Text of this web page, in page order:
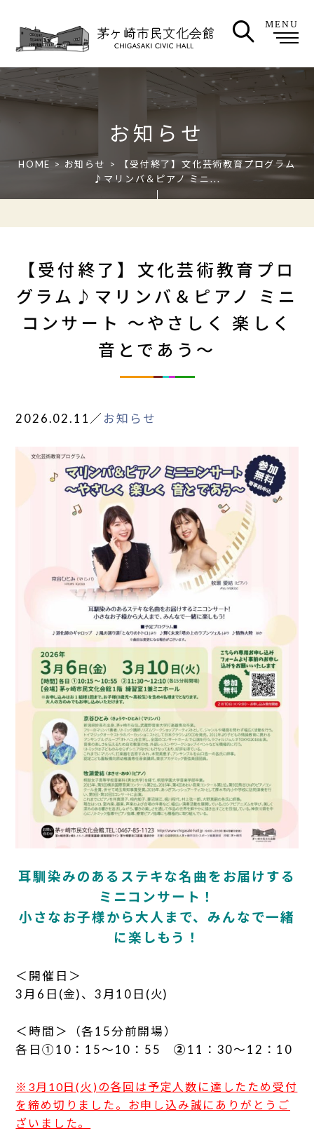
MENU
お知らせ
HOME > お知らせ
> 【受付終了】文化芸術教育プログラム
♪マリンバ＆ピアノ ミニ...
【受付終了】文化芸術教育プロ
グラム♪マリンバ＆ピアノ ミニ
コンサート ～やさしく 楽しく
音とであう～
2026.02.11 ／ お知らせ
耳馴染みのあるステキな名曲をお届けする
ミニコンサート！
小さなお子様から大人まで、みんなで一緒
に楽しもう！
＜開催日＞
3月6日(金)、3月10日(火)
＜時間＞（各15分前開場）
各日①10：15～10：55
②11：30～12：10
※3月10日(火)の各回は予定人数に達したため受付
を締め切りました。お申し込み誠にありがとうご
ざいました。